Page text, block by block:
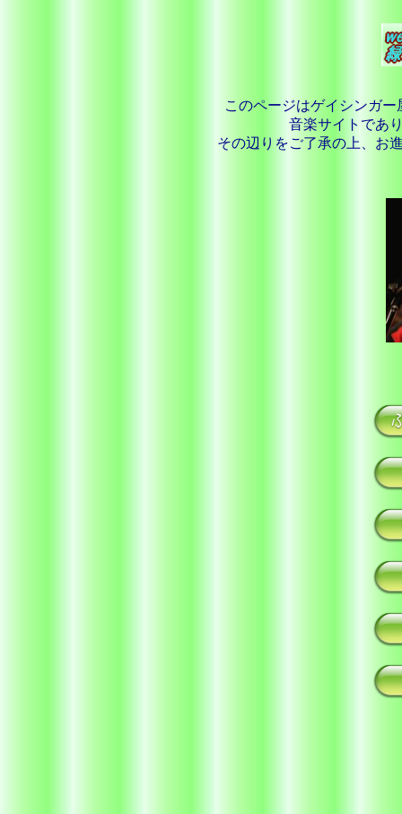
このページはゲイシンガ
音楽サイトであ
その辺りをご了承の上、お